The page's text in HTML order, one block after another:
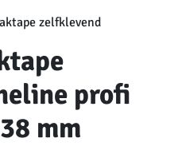
zelfklevend
profi
mm